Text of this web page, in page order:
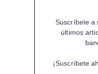
Suscríbete a
últimos
¡Suscríbete